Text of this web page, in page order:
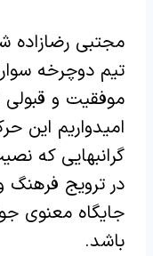
مجتبی رضازاده
تیم دوچرخه
موفقیت و
امیدواریم این
گرانبهایی که
در ترویج
جایگاه معنوی
باشد.